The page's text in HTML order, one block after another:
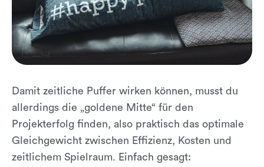
Damit zeitliche Puffer wirken können, musst du
allerdings die „goldene Mitte“ für den
Projekterfolg finden, also praktisch das optimale
Gleichgewicht zwischen Effizienz, Kosten und
zeitlichem Spielraum. Einfach gesagt: